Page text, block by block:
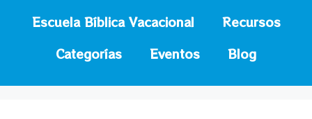
Escuela Bíblica Vacacional
Recursos
Categorías
Eventos Blog